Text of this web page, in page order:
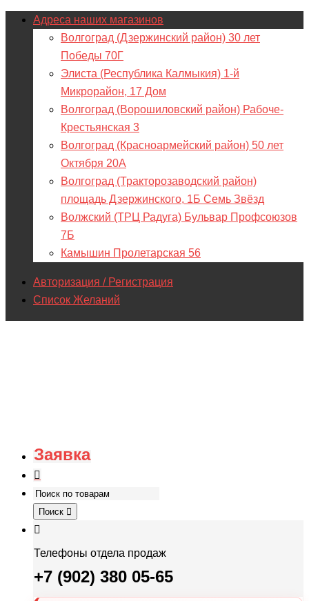
Адреса наших магазинов
Волгоград (Дзержинский район) 30 лет
Победы 70Г
Элиста (Республика Калмыкия) 1-й
Микрорайон, 17 Дом
Волгоград (Ворошиловский район) Рабоче-
Крестьянская 3
Волгоград (Красноармейский район) 50 лет
Октября 20А
Волгоград (Тракторозаводский район)
площадь Дзержинского, 1Б Семь Звёзд
Волжский (ТРЦ Радуга) Бульвар Профсоюзов
7Б
Камышин Пролетарская 56
Авторизация / Регистрация
Список Желаний
Заявка
Поиск
Телефоны отдела продаж
+7 (902) 380 05-65